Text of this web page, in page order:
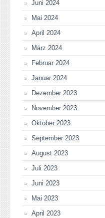
Juni 2024
Mai 2024
April 2024
März 2024
Februar 2024
Januar 2024
Dezember 2023
November 2023
Oktober 2023
September 2023
August 2023
Juli 2023
Juni 2023
Mai 2023
April 2023